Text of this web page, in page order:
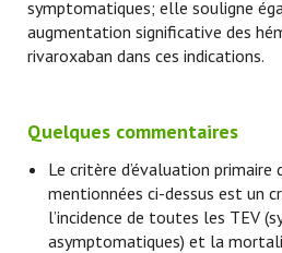
symptomatiques; elle souligne
augmentation significative des
rivaroxaban dans ces indications.
Quelques commentaires
Le critère d’évaluation primaire
mentionnées ci-dessus est un
l’incidence de toutes les TEV
asymptomatiques) et la